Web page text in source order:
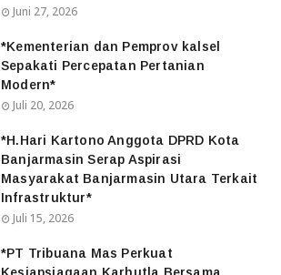
Juni 27, 2026
*Kementerian dan Pemprov kalsel
Sepakati Percepatan Pertanian
Modern*
Juli 20, 2026
*H.Hari Kartono Anggota DPRD Kota
Banjarmasin Serap Aspirasi
Masyarakat Banjarmasin Utara Terkait
Infrastruktur*
Juli 15, 2026
*PT Tribuana Mas Perkuat